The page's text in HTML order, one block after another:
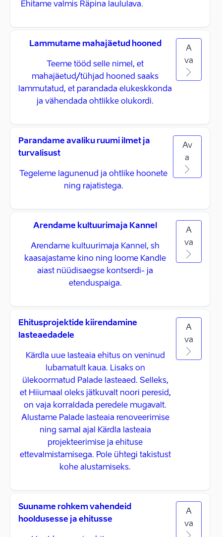
Ehitame valmis Räpina laululava.
Lammutame mahajäetud hooned
Teeme tööd selle nimel, et
mahajäetud/tühjad hooned saaks
lammutatud, et parandada elukeskkonda
ja vähendada ohtlikke olukordi.
A
va
Parandame avaliku ruumi ilmet ja
turvalisust
Tegeleme lagunenud ja ohtlike hoonete
ning rajatistega.
Av
a
Arendame kultuurimaja Kannel
Arendame kultuurimaja Kannel, sh
kaasajastame kino ning loome Kandle
aiast nüüdisaegse kontserdi- ja
etenduspaiga.
A
va
Ehitusprojektide kiirendamine
lasteaedadele
Kärdla uue lasteaia ehitus on veninud
lubamatult kaua. Lisaks on
ülekoormatud Palade lasteaed. Selleks,
et Hiiumaal oleks jätkuvalt noori peresid,
on vaja korraldada peredele mugavalt.
Alustame Palade lasteaia renoveerimise
ning samal ajal Kärdla lasteaia
projekteerimise ja ehituse
ettevalmistamisega. Pole ühtegi takistust
kohe alustamiseks.
A
va
Suuname rohkem vahendeid
hooldusesse ja ehitusse
A
va